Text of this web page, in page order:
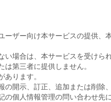
ザー向け本サービスの提供、
場合は、本サービスを受けら
第三者に提供しません。
ります。
開示、訂正、追加または削除
個人情報管理の問い合わせ先